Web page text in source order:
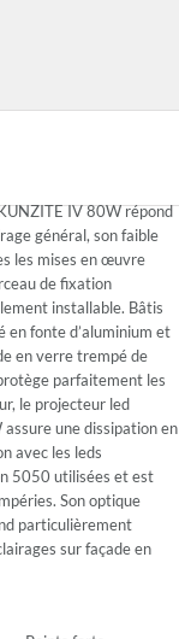
IV 80W répond
général, son faible
les mises en œuvre
de fixation
installable. Bâtis
en fonte d’aluminium et
en verre trempé de
parfaitement les
le projecteur led
une dissipation en
avec les leds
5050 utilisées et est
Son optique
particulièrement
sur façade en